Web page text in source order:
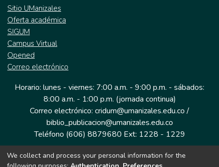
Sitio UManizales
Oferta académica
SIGUM
Campus Virtual
Opened
Correo electrónico
Horario: lunes - viernes: 7:00 a.m. - 9:00 p.m. - sábados:
8:00 a.m. - 1:00 p.m. (jornada continua)
Correo electrónico: cridum@umanizales.edu.co /
biblio_publicacion@umanizales.edu.co
Teléfono (606) 8879680 Ext: 1228 - 1229
Dirección: Cra 9 a # 19-03 Edificio histórico, piso 1
We collect and process your personal information for the